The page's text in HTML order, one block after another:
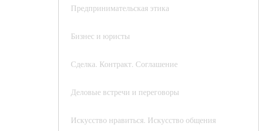
Предпринимательская этика
Бизнес и юристы
Сделка. Контракт. Соглашение
Деловые встречи и переговоры
Искусство нравиться. Искусство общения